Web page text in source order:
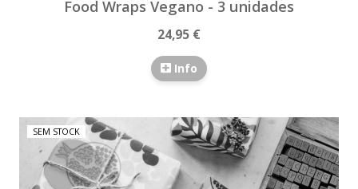
Food Wraps Vegano - 3 unidades
24,95 €
Info
SEM STOCK